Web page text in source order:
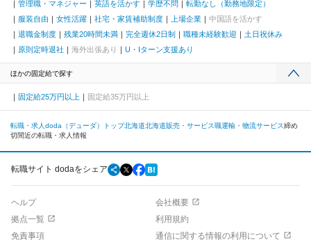
管理職・マネジャー
英語を活かす 学歴不問
転勤なし（勤務地限定）
服装自由
女性活躍 社宅・家賃補助制度 上場企業
中国語を活かす
退職金制度
残業20時間未満 完全週休2日制 職種未経験歓迎
土日祝休み
原則定時退社
海外出張あり U・Iターン支援あり
ほかの固定給で探す
固定給25万円以上 固定給35万円以上
転職・求人doda（デューダ）トップ北海道北海道販売・サービス職運輸・物流サービス締め
切間近の転職・求人情報
転職サイト dodaをシェア
ヘルプ
会社概要
拠点一覧
利用規約
免責事項
通信に関する情報の利用について